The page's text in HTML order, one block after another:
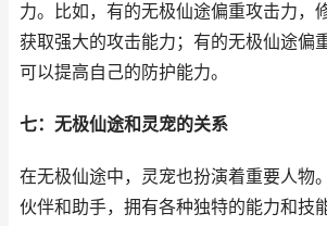
力。比如，有的无极仙途偏重攻击力，
获取强大的攻击能力；有的无极仙途偏
可以提高自己的防护能力。
七：无极仙途和灵宠的关系
在无极仙途中，灵宠也扮演着重要人物
伙伴和助手，拥有各种独特的能力和技